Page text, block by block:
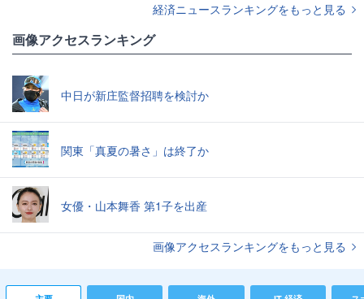
経済ニュースランキングをもっと見る
画像アクセスランキング
中日が新庄監督招聘を検討か
関東「真夏の暑さ」は終了か
女優・山本舞香 第1子を出産
画像アクセスランキングをもっと見る